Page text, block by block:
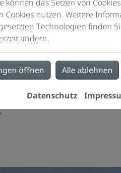
Produkte
und
Sie von
Service auch
Wir
haben
können das Setzen von
nutzen. Weitere
Technologien finden
ändern.
öffnen Alle ablehnen
Datenschutz